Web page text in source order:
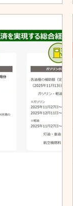
冬空の下で楽しむあっ
ップも開催！ アロマバス
作り 世界にひとつだけの
販ゾーンも充実 古着 ス
りのアイテムやお土産
中学校による吹奏楽演奏
奏もお楽しみいただけま
上がります。 🏠タイショ
イショーもブース出店し
ガチャ抽選 太陽光簡易
も楽しめる内容をご用
い！ 美味しいグルメ、楽